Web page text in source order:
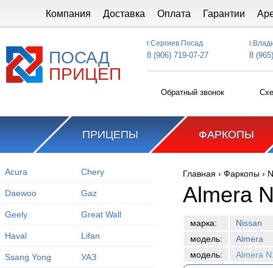
Компания Доставка Оплата Гарантии
ПОСАД
ПРИЦЕП
г.Сергиев Посад
8 (906) 719-07-27 8
Обратный звонок
ПРИЦЕПЫ ФАРКОПЫ
Acura Chery
Daewoo Gaz
Geely Great Wall
Haval Lifan
Ssang Yong УАЗ
Вы здесь
Главная › Фаркопы ›
Almera
марка:
Nissan
модель:
Almera
модель:
Almera